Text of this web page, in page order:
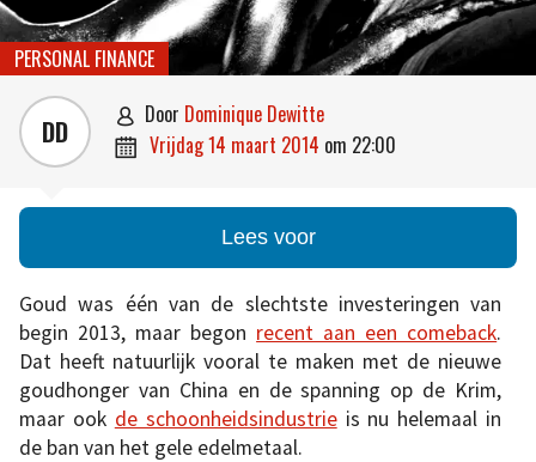
PERSONAL FINANCE
DD  door Dominique Dewitte
 vrijdag 14 maart 2014 om 22:00
Lees voor
Goud was één van de slechtste investeringen van
begin 2013, maar begon recent aan een comeback.
Dat heeft natuurlijk vooral te maken met de nieuwe
goudhonger van China en de spanning op de Krim,
maar ook de schoonheidsindustrieis nu helemaal in
de ban van het gele edelmetaal.